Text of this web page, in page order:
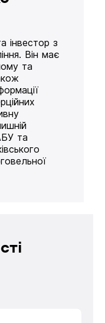
інвестор з
Він має
та
та